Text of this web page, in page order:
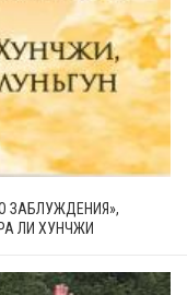
ЗАБЛУЖДЕНИЯ»,
ЛИ ХУНЧЖИ